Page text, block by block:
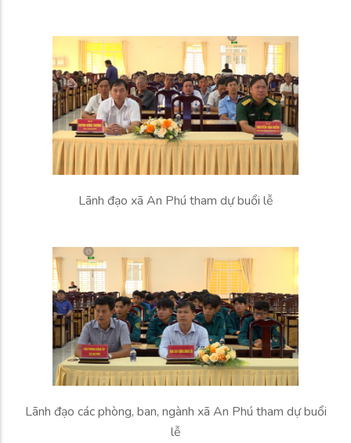
Lãnh đạo xã An Phú tham dự buổi lễ
Lãnh đạo các phòng, ban, ngành xã An Phú tham dự buổi
lễ